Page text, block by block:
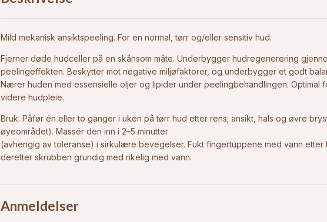
Mild mekanisk ansiktspeeling. For en normal, tørr og/eller sensitiv hud.
Fjerner døde hudceller på en skånsom måte. Underbygger hudregenerering
peelingeffekten. Beskytter mot negative miljøfaktorer, og underbygger et godt
Nærer huden med essensielle oljer og lipider under peelingbehandlingen. Optimal
videre hudpleie.
Bruk: Påfør én eller to ganger i uken på tørr hud etter rens; ansikt, hals og øvre
øyeområdet). Massér den inn i 2–5 minutter
(avhengig av toleranse) i sirkulære bevegelser. Fukt fingertuppene med vann etter
deretter skrubben grundig med rikelig med vann.
Anmeldelser